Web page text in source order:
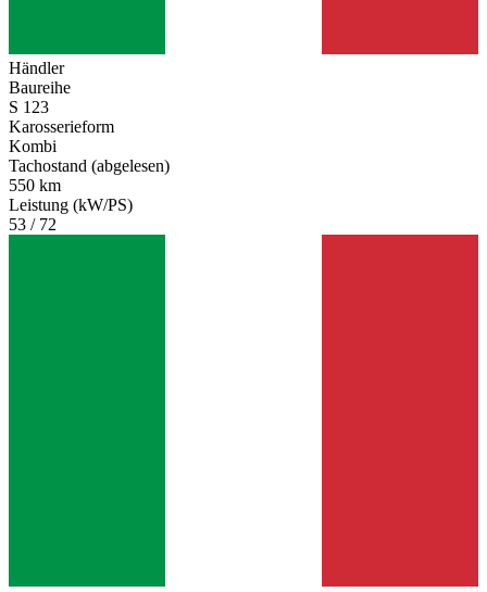
Händler
Baureihe
S 123
Karosserieform
Kombi
Tachostand (abgelesen)
550 km
Leistung (kW/PS)
53 / 72